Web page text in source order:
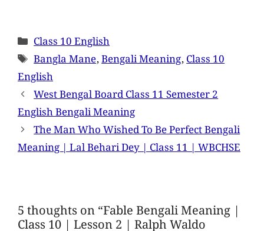
Class 10 English
Bangla Mane,Bengali Meaning,Class 10
English
West Bengal Board Class 11 Semester 2
English Bengali Meaning
The Man Who Wished To Be Perfect Bengali
Meaning | Lal Behari Dey | Class 11 | WBCHSE
5 thoughts on “Fable Bengali Meaning |
Class 10 | Lesson 2 | Ralph Waldo